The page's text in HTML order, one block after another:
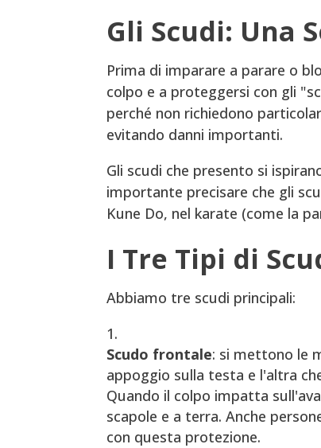
Gli Scudi: Una
Prima di imparare a parare o
colpo e a proteggersi con gli
perché non richiedono
evitando danni importanti.
Gli scudi che presento si
importante precisare che gli
Kune Do, nel karate (come la
I Tre Tipi di
Abbiamo tre scudi principali:
Scudo frontale: si mettono le
appoggio sulla testa e l'altra
Quando il colpo impatta
scapole e a terra. Anche
con questa protezione.